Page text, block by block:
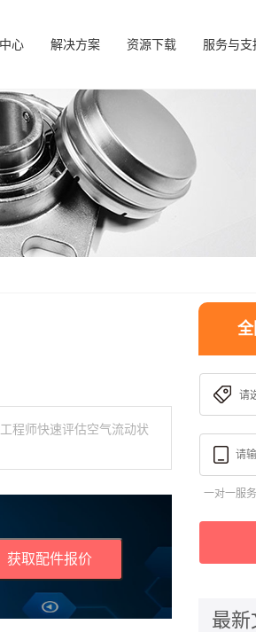
心 解决方案 资源下载 服务与支
程师快速评估空气流动状
获取配件报价
一对一服务
最新